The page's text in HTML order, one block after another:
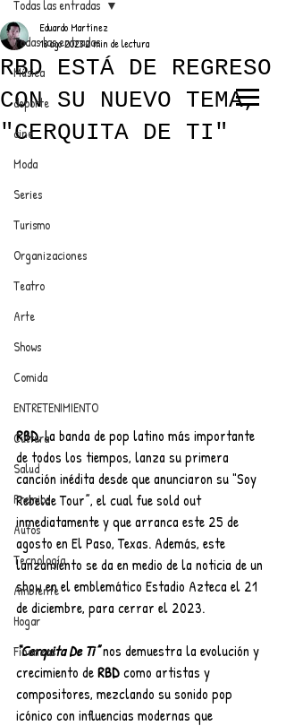
ANUNCIATE CON NOSOTROS
PARA MÁS INFORMACIÓN:
dinamicaseltrendytop@gmail.com
EL TRENDY TOP
CON EDDY MARTINEZ
Todas las entradas
Música
deporte
cine
Moda
Series
Turismo
Organizaciones
Teatro
Arte
Shows
Comida
ENTRETENIMIENTO
Cultura
Salud
Premios
Autos
Tecnología
Ambiente
Hogar
Finanzas
Todas las entradas
RBD ESTÁ DE REGRESO
CON SU NUEVO TEMA,
"CERQUITA DE TI"
Eduardo Martínez
18 ago 20232 min de lectura
RBD, la banda de pop latino más importante
de todos los tiempos, lanza su primera
canción inédita desde que anunciaron su "Soy
Rebelde Tour”, el cual fue sold out
inmediatamente y que arranca este 25 de
agosto en El Paso, Texas. Además, este
lanzamiento se da en medio de la noticia de un
show en el emblemático Estadio Azteca el 21
de diciembre, para cerrar el 2023.
“Cerquita De Ti” nos demuestra la evolución y
crecimiento de RBD como artistas y
compositores, mezclando su sonido pop
icónico con influencias modernas que